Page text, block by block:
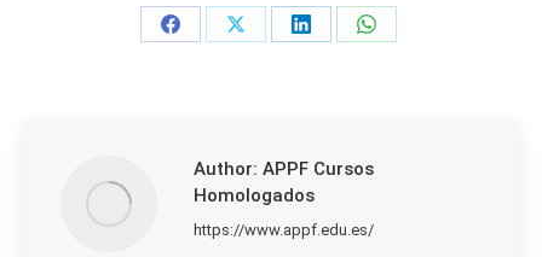
Share
Share
Share
Share
Author: APPF Cursos
Homologados
https://www.appf.edu.es/